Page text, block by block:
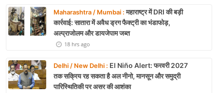
Maharashtra / Mumbai :महाराष्ट्र में DRI की बड़ी
कार्रवाई: सातारा में अवैध ड्रग फैक्ट्री का भंडाफोड़,
अल्प्राजोलम और डायजेपाम जब्त
18 hrs ago
Delhi / New Delhi : El Niño Alert: फरवरी 2027
तक सक्रिय रह सकता है अल नीनो, मानसून और समुद्री
पारिस्थितिकी पर असर की आशंका